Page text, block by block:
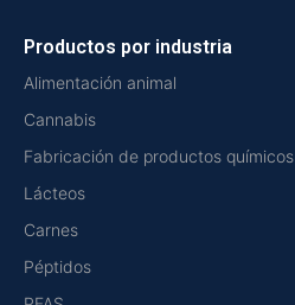
Productos por industria
Alimentación animal
Cannabis
Fabricación de productos químicos
Lácteos
Carnes
Péptidos